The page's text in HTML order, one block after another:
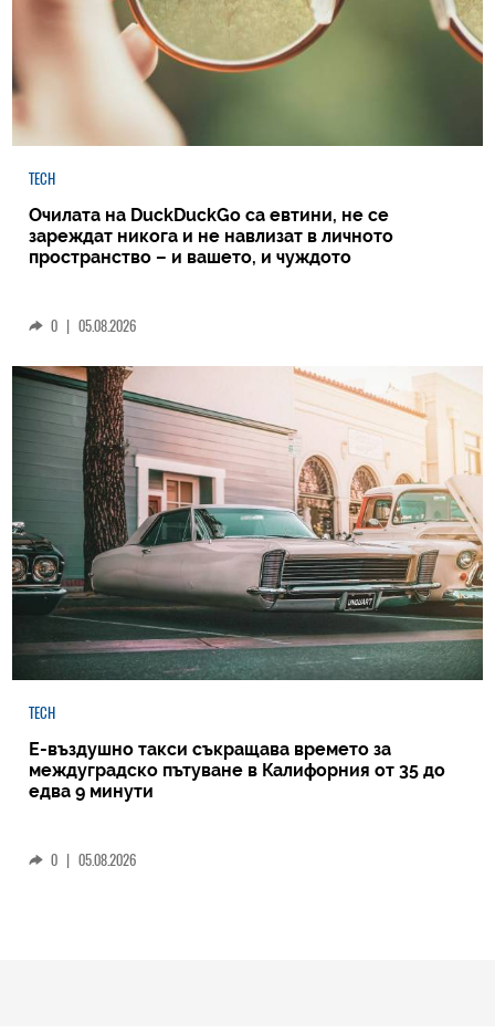
TECH
Очилата на DuckDuckGo са евтини, не се
зареждат никога и не навлизат в личното
пространство – и вашето, и чуждото
0 | 05.08.2026
TECH
Е-въздушно такси съкращава времето за
междуградско пътуване в Калифорния от 35 до
едва 9 минути
0 | 05.08.2026